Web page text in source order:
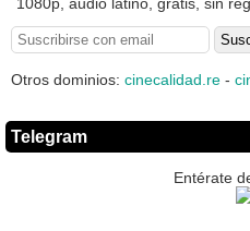
Otros dominios: cinecalidad.re -
Telegram
Entérate